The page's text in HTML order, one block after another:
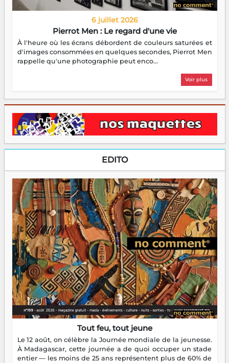
6 juillet 2026
Pierrot Men : Le regard d'une vie
À l'heure où les écrans débordent de couleurs saturées et
d'images consommées en quelques secondes, Pierrot Men
rappelle qu'une photographie peut enco...
Voir plus
EDITO
Tout feu, tout jeune
Le 12 août, on célèbre la Journée mondiale de la jeunesse.
À Madagascar, cette journée a de quoi occuper un stade
entier — les moins de 25 ans représentent plus de 60% de